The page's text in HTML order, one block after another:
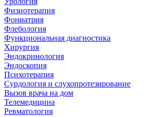
Физиотерапия
Фониатрия
Флебология
Функциональная диагностика
Хирургия
Эндокринология
Эндоскопия
Психотерапия
Сурдология и слухопротезирование
Вызов врача на дом
Телемедицина
Ревматология